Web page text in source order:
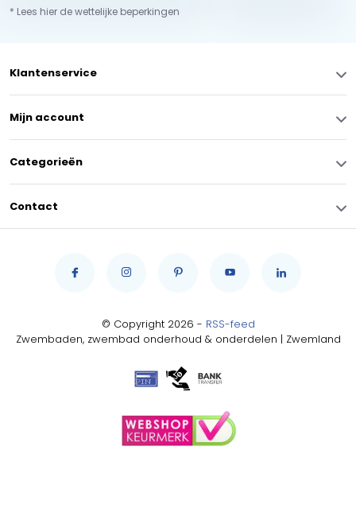
* Lees hier de wettelijke beperkingen
Klantenservice
Mijn account
Categorieën
Contact
© Copyright 2026 - RSS-feed
Zwembaden, zwembad onderhoud & onderdelen | Zwemland